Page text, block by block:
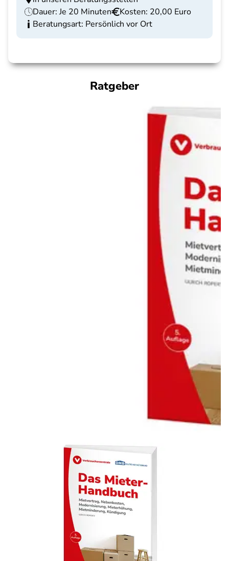
Dauer: Je 20 Minuten
Kosten: 20,00 Euro
Beratungsart: Persönlich vor Ort
Ratgeber